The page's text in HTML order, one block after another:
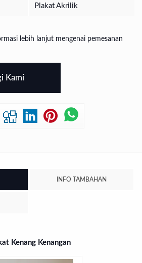
Plakat Akrilik
lebih lanjut mengenai pemesanan
Kami
INFO TAMBAHAN
Kenang Kenangan